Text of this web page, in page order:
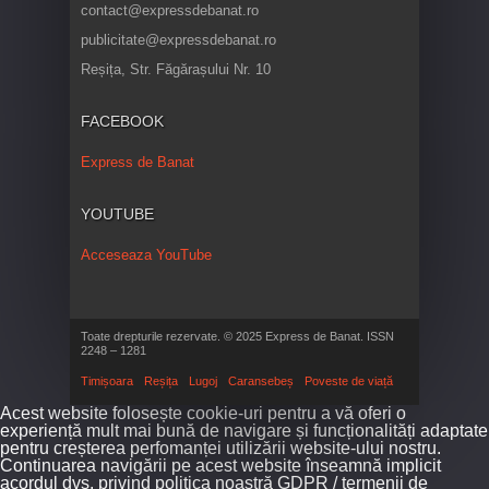
contact@expressdebanat.ro
publicitate@expressdebanat.ro
Reșița, Str. Făgărașului Nr. 10
FACEBOOK
Express de Banat
YOUTUBE
Acceseaza YouTube
Toate drepturile rezervate. © 2025 Express de Banat. ISSN
2248 – 1281
Timișoara Reșița Lugoj Caransebeș Poveste de viață
Acest website folosește cookie-uri pentru a vă oferi o
experiență mult mai bună de navigare și funcționalități adaptate
pentru creșterea perfomanței utilizării website-ului nostru.
Continuarea navigării pe acest website înseamnă implicit
acordul dvs. privind politica noastră GDPR / termenii de